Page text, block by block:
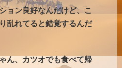
ョン良好なんだけど、こ
乱れてると錯覚するんだ
ん、カツオでも食べて帰